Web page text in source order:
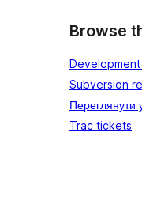
Browse
Subversion
Переглянути
Trac tickets